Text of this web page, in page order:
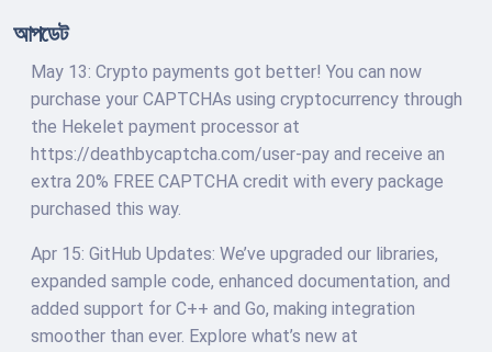
আপডেট
May 13: Crypto payments got better! You can now
purchase your CAPTCHAs using cryptocurrency through
the Hekelet payment processor at
https://deathbycaptcha.com/user-pay and receive an
extra 20% FREE CAPTCHA credit with every package
purchased this way.
Apr 15: GitHub Updates: We’ve upgraded our libraries,
expanded sample code, enhanced documentation, and
added support for C++ and Go, making integration
smoother than ever. Explore what’s new at